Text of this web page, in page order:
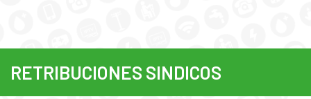
RETRIBUCIONES SINDICOS